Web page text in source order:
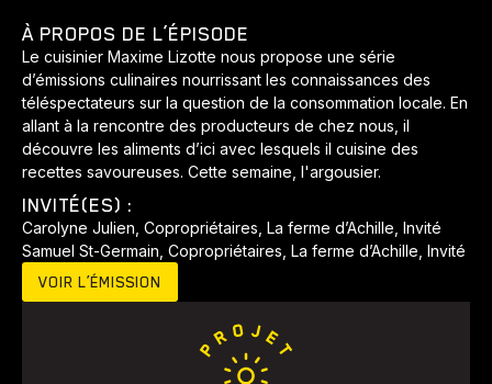
Animaux Avenir Communauté Culture
Développement Histoires Pêche Santé
Voyage
À PROPOS DE L’ÉPISODE
Le cuisinier Maxime Lizotte nous propose une série
d’émissions culinaires nourrissant les connaissances des
téléspectateurs sur la question de la consommation locale. En
allant à la rencontre des producteurs de chez nous, il
découvre les aliments d’ici avec lesquels il cuisine des
recettes savoureuses. Cette semaine, l'argousier.
INVITÉ(ES) :
Carolyne Julien, Copropriétaires, La ferme d’Achille, Invité
Samuel St-Germain, Copropriétaires, La ferme d’Achille, Invité
VOIR L’ÉMISSION